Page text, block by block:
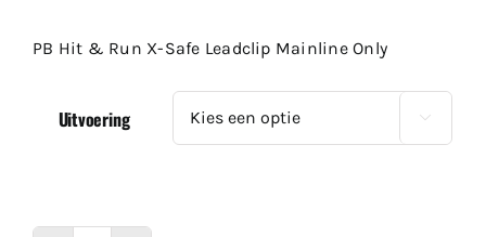
PB Hit & Run X-Safe Leadclip Mainline Only
Uitvoering 